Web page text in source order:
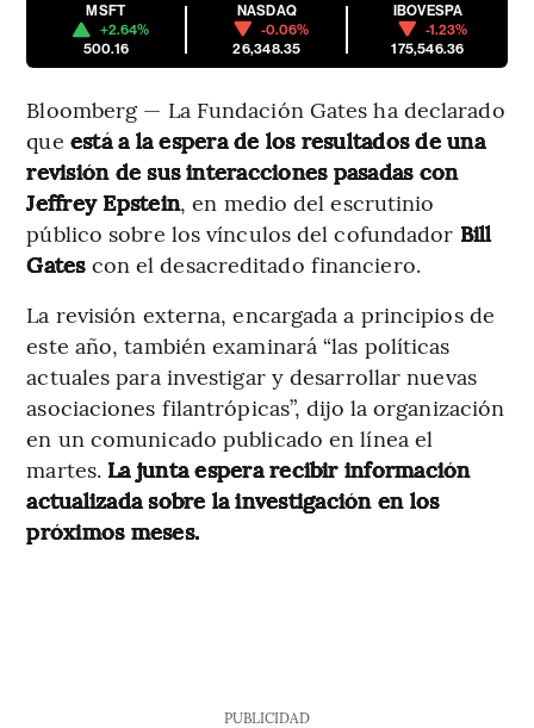
MSFT
+2.64%
500.16
NASDAQ
-0.06%
26,348.35
IBOVESPA
-1.23%
175,546.36
Bloomberg — La Fundación Gates ha declarado
que está a la espera de los resultados de una
revisión de sus interacciones pasadas con
Jeffrey Epstein, en medio del escrutinio
público sobre los vínculos del cofundador Bill
Gatescon el desacreditado financiero.
La revisión externa, encargada a principios de
este año, también examinará “las políticas
actuales para investigar y desarrollar nuevas
asociaciones filantrópicas”, dijo la organización
en un comunicado publicado en línea el
martes. La junta espera recibir información
actualizada sobre la investigación en los
próximos meses.
PUBLICIDAD